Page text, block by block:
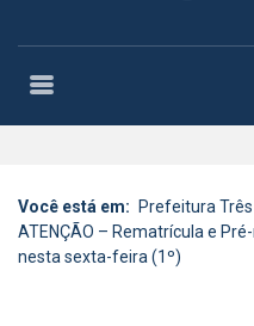
Você está em: Prefeitura
ATENÇÃO – Rematrícula e
nesta sexta-feira (1º)